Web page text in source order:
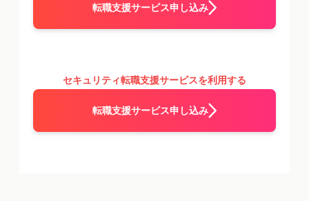
転職支援サービス申し込み
セキュリティ転職支援サービスを利用する
転職支援サービス申し込み